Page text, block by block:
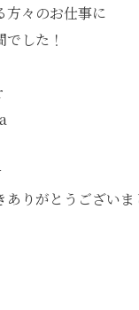
方々のお仕事に
した！
ありがとうございま